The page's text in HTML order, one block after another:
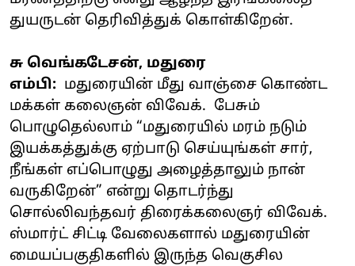
துயருடன் தெரிவித்துக் கொள்கிறேன்.
சு வெங்கடேசன், மதுரை
எம்பி: மதுரையின் மீது வாஞ்சை கொண்ட
மக்கள் கலைஞன் விவேக். பேசும்
பொழுதெல்லாம் “மதுரையில் மரம் நடும்
இயக்கத்துக்கு ஏற்பாடு செய்யுங்கள் சார்,
நீங்கள் எப்பொழுது அழைத்தாலும் நான்
வருகிறேன்” என்று தொடர்ந்து
சொல்லிவந்தவர் திரைக்கலைஞர் விவேக்.
ஸ்மார்ட் சிட்டி வேலைகளால் மதுரையின்
மையப்பகுதிகளில் இருந்த வெகுசில